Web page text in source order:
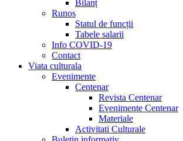
Bilanț
Runos
Statul de funcții
Tabele salarii
Info COVID-19
Contact
Viata culturala
Evenimente
Centenar
Revista Centenar
Evenimente Centenar
Materiale
Activitati Culturale